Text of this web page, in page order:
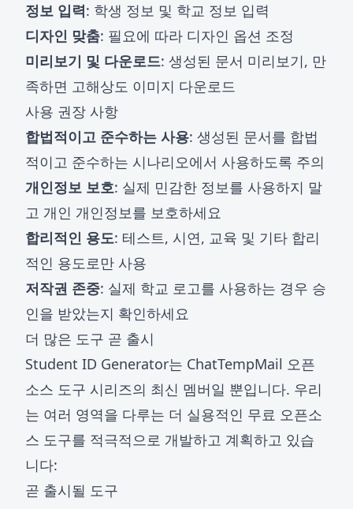
정보 입력: 학생 정보 및 학교 정보 입력
디자인 맞춤: 필요에 따라 디자인 옵션 조정
미리보기 및 다운로드: 생성된 문서 미리보기, 만
족하면 고해상도 이미지 다운로드
사용 권장 사항
합법적이고 준수하는 사용: 생성된 문서를 합법
적이고 준수하는 시나리오에서 사용하도록 주의
개인정보 보호: 실제 민감한 정보를 사용하지 말
고 개인 개인정보를 보호하세요
합리적인 용도: 테스트, 시연, 교육 및 기타 합리
적인 용도로만 사용
저작권 존중: 실제 학교 로고를 사용하는 경우 승
인을 받았는지 확인하세요
더 많은 도구 곧 출시
Student ID Generator는 ChatTempMail 오픈
소스 도구 시리즈의 최신 멤버일 뿐입니다. 우리
는 여러 영역을 다루는 더 실용적인 무료 오픈소
스 도구를 적극적으로 개발하고 계획하고 있습
니다:
곧 출시될 도구